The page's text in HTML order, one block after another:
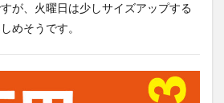
が、火曜日は少しサイズアップする
めそうです。